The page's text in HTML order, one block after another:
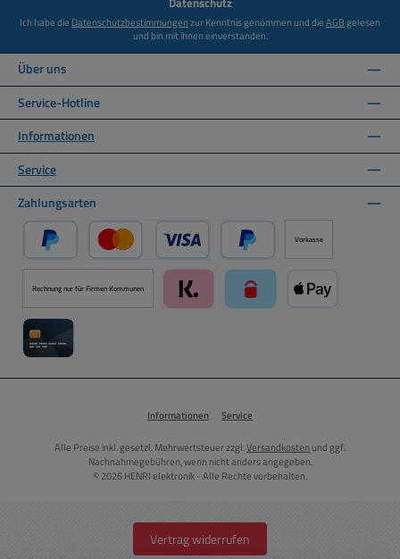
Ich habe die Datenschutzbestimmungenzur Kenntnis genommen und dieAGBgelesen
und bin mit ihnen einverstanden.
Über uns
Service-Hotline
Informationen
Service
Zahlungsarten
PayPal Kredit- oder Debitkarte über PayPal
Später Bezahlen über PayPal
Vorkasse
Rechnung nur für Firmen Kommunen
Informationen Service
Alle Preise inkl. gesetzl. Mehrwertsteuer zzgl.Versandkosten und ggf.
Nachnahmegebühren, wenn nicht anders angegeben.
© 2026 HENRI elektronik - Alle Rechte vorbehalten.
Vertrag widerrufen